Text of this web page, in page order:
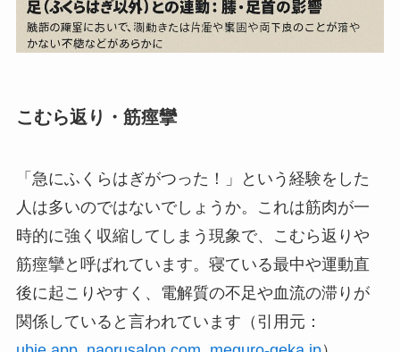
こむら返り・筋痙攣
「急にふくらはぎがつった！」という経験をした
人は多いのではないでしょうか。これは筋肉が一
時的に強く収縮してしまう現象で、こむら返りや
筋痙攣と呼ばれています。寝ている最中や運動直
後に起こりやすく、電解質の不足や血流の滞りが
関係していると言われています（引用元：